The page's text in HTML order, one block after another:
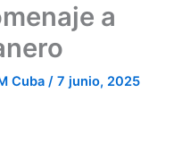
a
Cuba / 7 junio, 2025